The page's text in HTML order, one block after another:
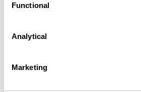
Functional
Analytical
Marketing